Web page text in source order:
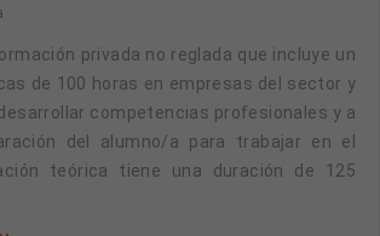
de 100 horas en empresas del sector y
competencias profesionales y a
del alumno/a para trabajar en el
teórica tiene una duración de 125